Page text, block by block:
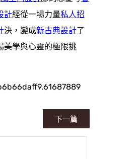
計經從一場力量私人招
決，變成新古典設計了
美學與心靈的極限挑
下一篇